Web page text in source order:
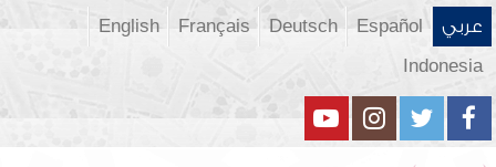
عربي Español
Deutsch
Français
English
Indonesia